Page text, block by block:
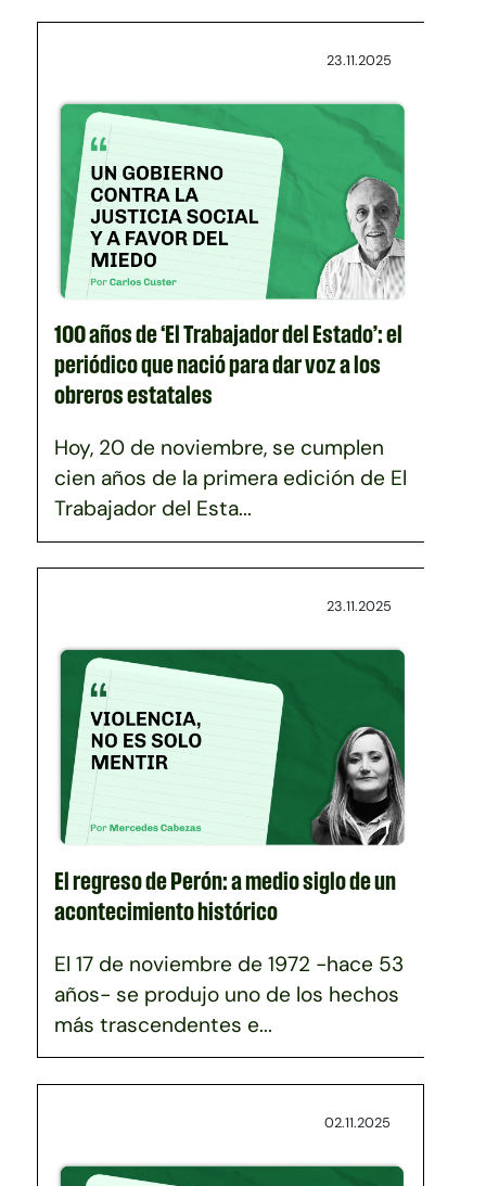
23.11.2025
100 años de ‘El Trabajador del Estado’: el
periódico que nació para dar voz a los
obreros estatales
Hoy, 20 de noviembre, se cumplen
cien años de la primera edición de El
Trabajador del Esta...
23.11.2025
El regreso de Perón: a medio siglo de un
acontecimiento histórico
El 17 de noviembre de 1972 -hace 53
años- se produjo uno de los hechos
más trascendentes e...
02.11.2025